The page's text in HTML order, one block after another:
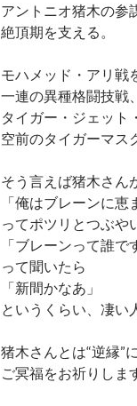
アントニオ猪木の参
絶頂期を支える。
モハメッド・アリ戦
一連の異種格闘技戦、
タイガー・ジェット
空前のタイガーマス
そう言えば猪木さん
「俺はブレーンに恵
ってポツリとつぶや
「ブレーンって誰で
って聞いたら
「新間かなあ」
というくらい、凄い
猪木さんとは“逆縁”
ご冥福をお祈りしま